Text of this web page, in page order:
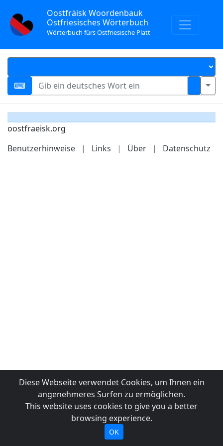
Oostfräisk Woordenbauk
Ostfriesisches Wörterbuch
Wörterbuch fürs Ostfriesische Platt
oostfraeisk.org
Benutzerhinweise
| Links | Über | Datenschutz
Diese Webseite verwendet Cookies, um Ihnen ein
angenehmeres Surfen zu ermöglichen.
This website uses cookies to give you a better
browsing experience.
OK